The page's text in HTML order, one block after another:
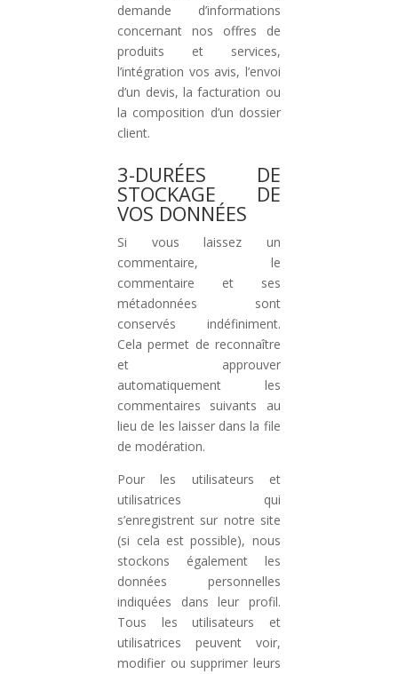
demande d’informations
concernant nos offres de
produits et services,
l’intégration vos avis, l’envoi
d’un devis, la facturation ou
la composition d’un dossier
client.
3-DURÉES DE
STOCKAGE DE
VOS DONNÉES
Si vous laissez un
commentaire, le
commentaire et ses
métadonnées sont
conservés indéfiniment.
Cela permet de reconnaître
et approuver
automatiquement les
commentaires suivants au
lieu de les laisser dans la file
de modération.
Pour les utilisateurs et
utilisatrices qui
s’enregistrent sur notre site
(si cela est possible), nous
stockons également les
données personnelles
indiquées dans leur profil.
Tous les utilisateurs et
utilisatrices peuvent voir,
modifier ou supprimer leurs